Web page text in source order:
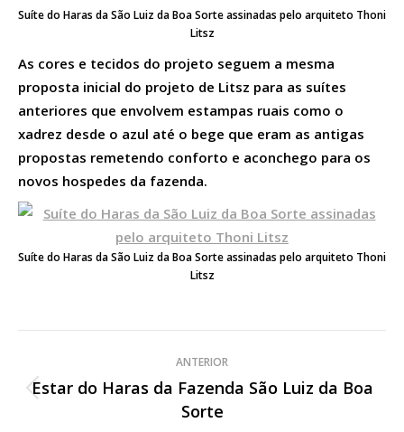
Suíte do Haras da São Luiz da Boa Sorte assinadas pelo arquiteto Thoni
Litsz
As cores e tecidos do projeto seguem a mesma
proposta inicial do projeto de Litsz para as suítes
anteriores que envolvem estampas ruais como o
xadrez desde o azul até o bege que eram as antigas
propostas remetendo conforto e aconchego para os
novos hospedes da fazenda.
Suíte do Haras da São Luiz da Boa Sorte assinadas pelo arquiteto Thoni
Litsz
Navegação
de
ANTERIOR
Post
anterior:
Estar do Haras da Fazenda São Luiz da Boa
Sorte